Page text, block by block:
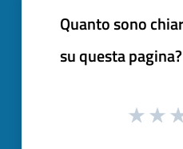
Quanto sono
su questa pagina?